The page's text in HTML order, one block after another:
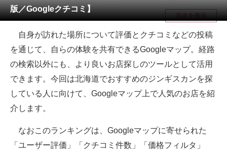
メディア
注目記事を集めた総合ページ
ITの今と未来を見通す
スマホと通信の最新トレンド
進化するPCとデバイスの未来
好きが集まる 比べて選べる
ビジネスと働き方のヒント
版／Googleクチコミ】
目次を表示
自身が訪れた場所について評価とクチコミなどの投稿
を通じて、自らの体験を共有できるGoogleマップ。経路
の検索以外にも、より良いお店探しのツールとして活用
できます。今回は北海道でおすすめのジンギスカンを探
している人に向けて、Googleマップ上で人気のお店を紹
介します。
なおこのランキングは、Googleマップに寄せられた
「ユーザー評価」「クチコミ件数」「価格フィルタ」